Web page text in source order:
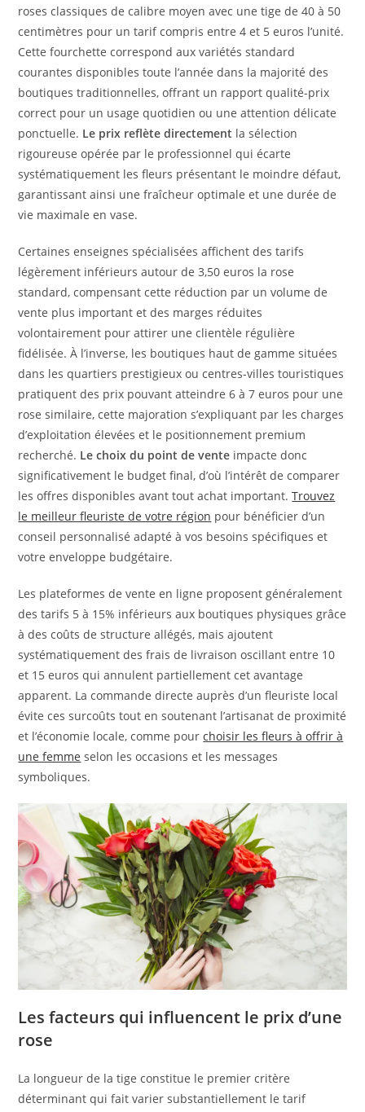
roses classiques de calibre moyen avec une tige de 40 à 50
centimètres pour un tarif compris entre 4 et 5 euros l’unité.
Cette fourchette correspond aux variétés standard
courantes disponibles toute l’année dans la majorité des
boutiques traditionnelles, offrant un rapport qualité-prix
correct pour un usage quotidien ou une attention délicate
ponctuelle. Le prix reflète directement la sélection
rigoureuse opérée par le professionnel qui écarte
systématiquement les fleurs présentant le moindre défaut,
garantissant ainsi une fraîcheur optimale et une durée de
vie maximale en vase.
Certaines enseignes spécialisées affichent des tarifs
légèrement inférieurs autour de 3,50 euros la rose
standard, compensant cette réduction par un volume de
vente plus important et des marges réduites
volontairement pour attirer une clientèle régulière
fidélisée. À l’inverse, les boutiques haut de gamme situées
dans les quartiers prestigieux ou centres-villes touristiques
pratiquent des prix pouvant atteindre 6 à 7 euros pour une
rose similaire, cette majoration s’expliquant par les charges
d’exploitation élevées et le positionnement premium
recherché. Le choix du point de vente impacte donc
significativement le budget final, d’où l’intérêt de comparer
les offres disponibles avant tout achat important.Trouvez
le meilleur fleuriste de votre région pour bénéficier d’un
conseil personnalisé adapté à vos besoins spécifiques et
votre enveloppe budgétaire.
Les plateformes de vente en ligne proposent généralement
des tarifs 5 à 15% inférieurs aux boutiques physiques grâce
à des coûts de structure allégés, mais ajoutent
systématiquement des frais de livraison oscillant entre 10
et 15 euros qui annulent partiellement cet avantage
apparent. La commande directe auprès d’un fleuriste local
évite ces surcoûts tout en soutenant l’artisanat de proximité
et l’économie locale, comme pourchoisir les fleurs à offrir à
une femme selon les occasions et les messages
symboliques.
Les facteurs qui influencent le prix d’une
rose
La longueur de la tige constitue le premier critère
déterminant qui fait varier substantiellement le tarif